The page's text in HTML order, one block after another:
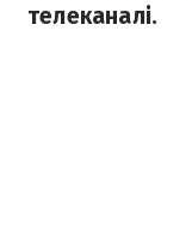
телеканалі.